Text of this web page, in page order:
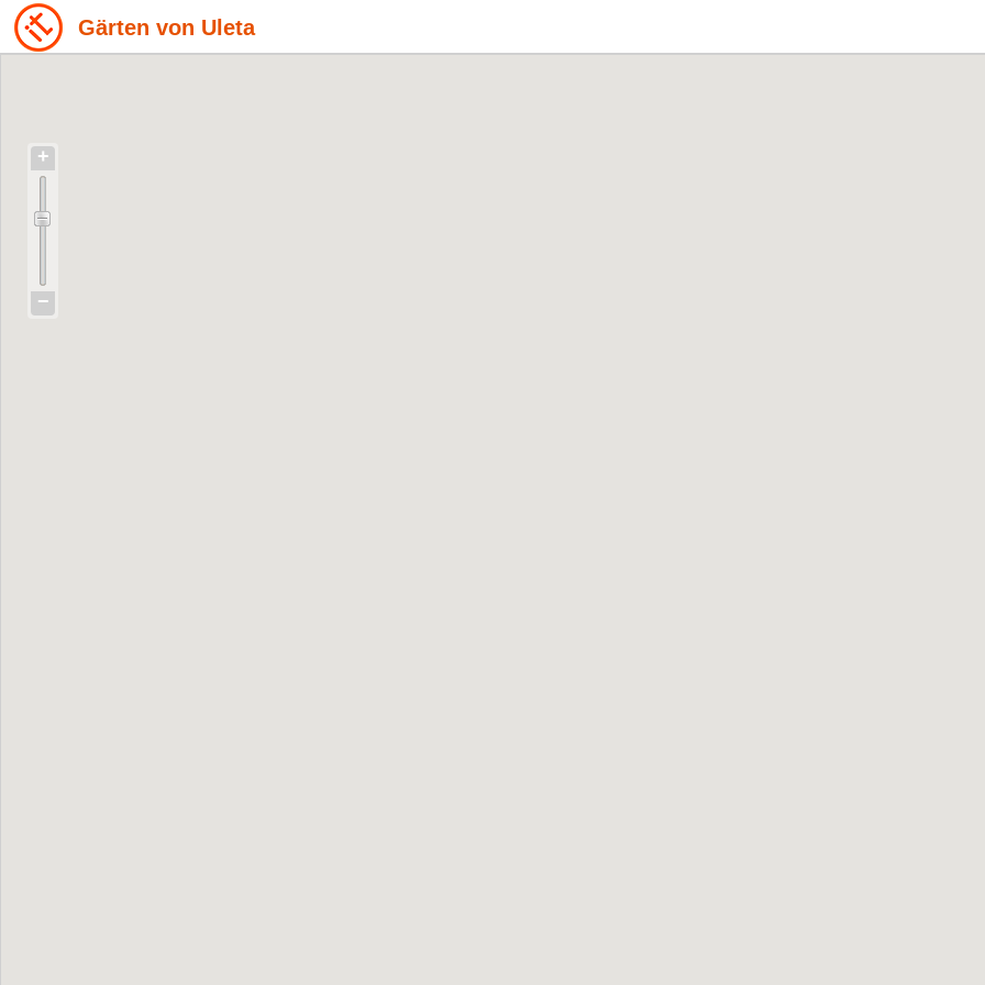
Gärten von Uleta
+
−